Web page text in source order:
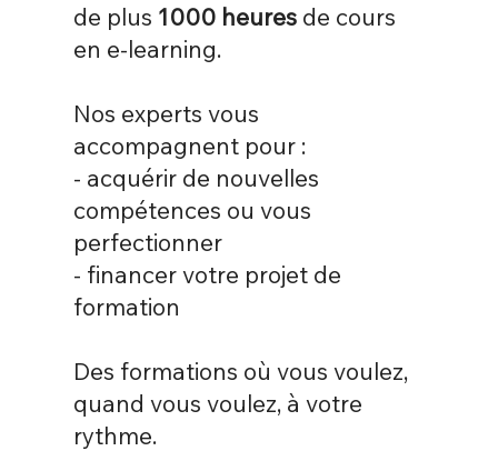
de plus 1000 heures de cours
en e-learning.
Nos experts vous
accompagnent pour :
- acquérir de nouvelles
compétences ou vous
perfectionner
- financer votre projet de
formation
Des formations où vous voulez,
quand vous voulez, à votre
rythme.